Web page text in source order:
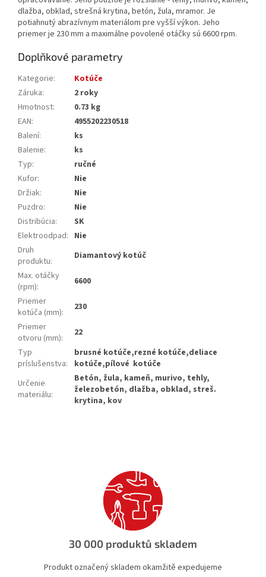
dlažba, obklad, strešná krytina, betón, žula, mramor. Je
potiahnutý abrazívnym materiálom pre vyšší výkon. Jeho
priemer je 230 mm a maximálne povolené otáčky sú 6600 rpm.
Doplňkové parametry
Kategorie:
Kotúče
Záruka:
2 roky
Hmotnost:
0.73 kg
EAN:
4955202230518
Balení:
ks
Balenie:
ks
Typ:
ručné
Kufor:
Nie
Držiak:
Nie
Puzdro:
Nie
Distribúcia:
SK
Elektroodpad: Nie
Druh
produktu:
Diamantový kotúč
Max. otáčky
(rpm):
6600
Priemer
kotúča (mm):
230
Priemer
otvoru (mm):
22
Typ
príslušenstva:
brusné kotúče,rezné kotúče,deliace
kotúče,pílové kotúče
Určenie
materiálu:
Betón, žula, kameň, murivo, tehly,
železobetón, dlažba, obklad, streš.
krytina, kov
30 000 produktů skladem
Produkt označený skladem okamžitě expedujeme